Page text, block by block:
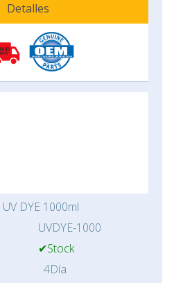
Detalles
DYE 1000ml
UVDYE-1000
✔Stock
4Día